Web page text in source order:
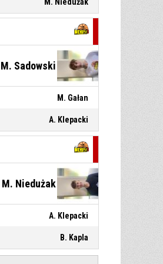
10, A. Sewastianowicz, Faul
osobisty
D100:19
M. Sadowski
M. Gałan
A. Klepacki
M. Niedużak
A. Klepacki
B. Kapla